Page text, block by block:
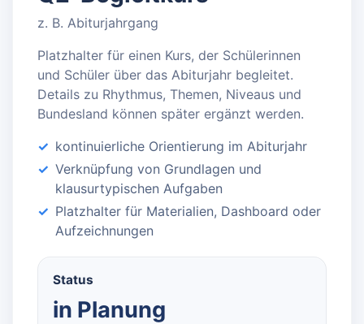
z. B. Abiturjahrgang
Platzhalter für einen Kurs, der Schülerinnen
und Schüler über das Abiturjahr begleitet.
Details zu Rhythmus, Themen, Niveaus und
Bundesland können später ergänzt werden.
kontinuierliche Orientierung im Abiturjahr
Verknüpfung von Grundlagen und
klausurtypischen Aufgaben
Platzhalter für Materialien, Dashboard oder
Aufzeichnungen
Status
in Planung